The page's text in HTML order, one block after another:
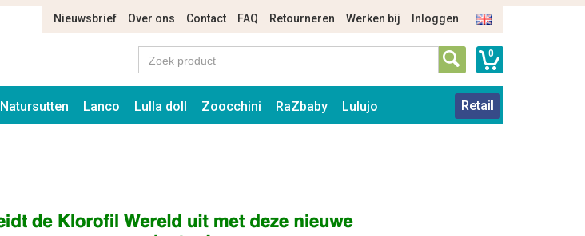
Nieuwsbrief Over ons Contact FAQ Retourneren Werken bij Inloggen
0
Natursutten Lanco Lulla doll Zoocchini RaZbaby Lulujo Retail